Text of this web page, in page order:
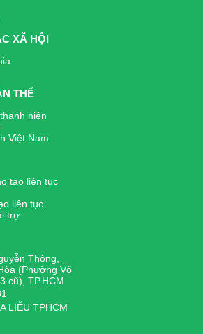
XÃ HỘI
THỂ
niên
Việt Nam
tạo liên tục
liên tục
trợ
Thông,
(Phường Võ
cũ), TP.HCM
LIỄU TPHCM